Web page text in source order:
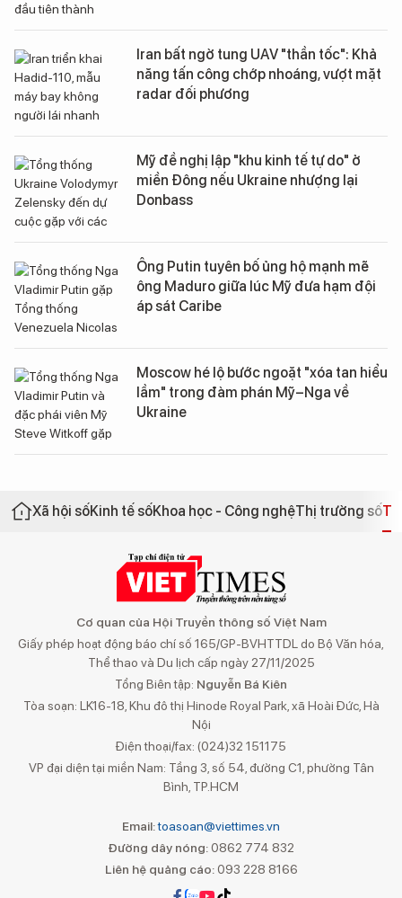
Iran bất ngờ tung UAV "thần tốc": Khả
năng tấn công chớp nhoáng, vượt mặt
radar đối phương
Mỹ đề nghị lập "khu kinh tế tự do" ở
miền Đông nếu Ukraine nhượng lại
Donbass
Ông Putin tuyên bố ủng hộ mạnh mẽ
ông Maduro giữa lúc Mỹ đưa hạm đội
áp sát Caribe
Moscow hé lộ bước ngoặt "xóa tan hiểu
lầm" trong đàm phán Mỹ–Nga về
Ukraine
Xã hội sốKinh tế sốKhoa học - Công nghệThị trường số
Cơ quan của Hội Truyền thông số Việt Nam
Giấy phép hoạt động báo chí số 165/GP-BVHTTDL do Bộ Văn hóa,
Thể thao và Du lịch cấp ngày 27/11/2025
Tổng Biên tập: Nguyễn Bá Kiên
Tòa soạn: LK16-18, Khu đô thị Hinode Royal Park, xã Hoài Đức, Hà
Nội
Điện thoại/fax: (024)32 151175
VP đại diện tại miền Nam: Tầng 3, số 54, đường C1, phường Tân
Bình, TP.HCM
Email:toasoan@viettimes.vn
Đường dây nóng: 0862 774 832
Liên hệ quảng cáo:093 228 8166